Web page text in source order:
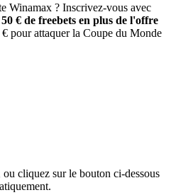
Winamax ? Inscrivez-vous avec
50 € de freebets en plus de l'offre
pour attaquer la Coupe du Monde
cliquez sur le bouton ci-dessous